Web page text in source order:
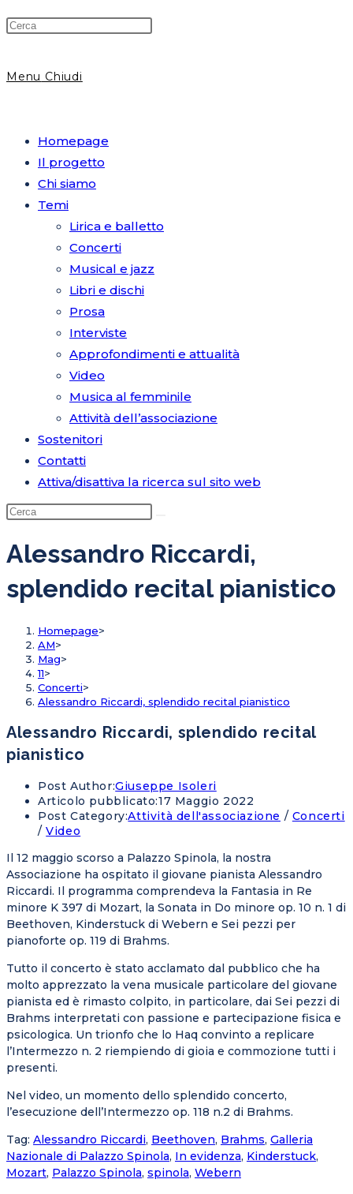
Menu Chiudi
Homepage
Il progetto
Chi siamo
Temi
Lirica e balletto
Concerti
Musical e jazz
Libri e dischi
Prosa
Interviste
Approfondimenti e attualità
Video
Musica al femminile
Attività dell’associazione
Sostenitori
Contatti
Attiva/disattiva la ricerca sul sito web
Alessandro Riccardi,
splendido recital pianistico
Homepage>
AM>
Mag>
11>
Concerti>
Alessandro Riccardi, splendido recital pianistico
Alessandro Riccardi, splendido recital
pianistico
Post Author:Giuseppe Isoleri
Articolo pubblicato:17 Maggio 2022
Post Category:Attività dell'associazione / Concerti
/ Video
Il 12 maggio scorso a Palazzo Spinola, la nostra
Associazione ha ospitato il giovane pianista Alessandro
Riccardi. Il programma comprendeva la Fantasia in Re
minore K 397 di Mozart, la Sonata in Do minore op. 10 n. 1 di
Beethoven, Kinderstuck di Webern e Sei pezzi per
pianoforte op. 119 di Brahms.
Tutto il concerto è stato acclamato dal pubblico che ha
molto apprezzato la vena musicale particolare del giovane
pianista ed è rimasto colpito, in particolare, dai Sei pezzi di
Brahms interpretati con passione e partecipazione fisica e
psicologica. Un trionfo che lo Haq convinto a replicare
l’Intermezzo n. 2 riempiendo di gioia e commozione tutti i
presenti.
Nel video, un momento dello splendido concerto,
l’esecuzione dell’Intermezzo op. 118 n.2 di Brahms.
Tag: Alessandro Riccardi, Beethoven, Brahms, Galleria
Nazionale di Palazzo Spinola, In evidenza, Kinderstuck,
Mozart, Palazzo Spinola, spinola, Webern